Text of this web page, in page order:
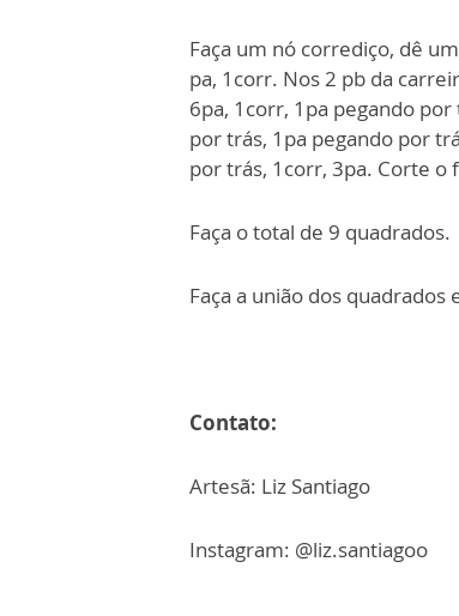
Faça um nó corrediço, dê
pa, 1corr. Nos 2 pb da
6pa, 1corr, 1pa pegando
por trás, 1pa pegando por
por trás, 1corr, 3pa. Corte
Faça o total de 9 quadrados.
Faça a união dos quadrados
Contato:
Artesã: Liz Santiago
Instagram: @liz.santiagoo